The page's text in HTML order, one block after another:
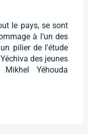
le pays, se sont
à l’un des
pilier de l'étude
des jeunes
Yéhouda